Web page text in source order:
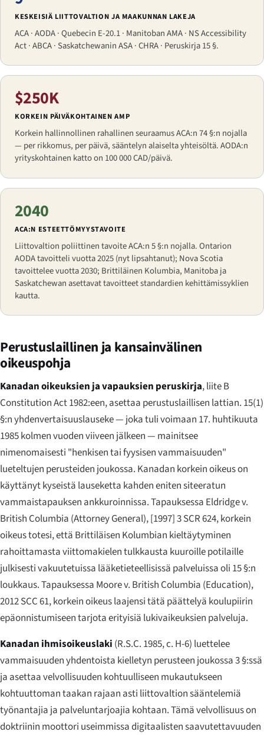
KESKEISIÄ LIITTOVALTION JA MAAKUNNAN LAKEJA
ACA · AODA · Quebecin E-20.1 · Manitoban AMA · NS Accessibility
Act · ABCA · Saskatchewanin ASA · CHRA · Peruskirja 15 §.
$250K
KORKEIN PÄIVÄKOHTAINEN AMP
Korkein hallinnollinen rahallinen seuraamus ACA:n 74 §:n nojalla
— per rikkomus, per päivä, sääntelyn alaiselta yhteisöltä. AODA:n
yrityskohtainen katto on 100 000 CAD/päivä.
2040
ACA:N ESTEETTÖMYYSTAVOITE
Liittovaltion poliittinen tavoite ACA:n 5 §:n nojalla. Ontarion
AODA tavoitteli vuotta 2025 (nyt lipsahtanut); Nova Scotia
tavoittelee vuotta 2030; Brittiläinen Kolumbia, Manitoba ja
Saskatchewan asettavat tavoitteet standardien kehittämissyklien
kautta.
Perustuslaillinen ja kansainvälinen
oikeuspohja
Kanadan oikeuksien ja vapauksien peruskirja, liite B
Constitution Act 1982:een, asettaa perustuslaillisen lattian. 15(1)
§:n yhdenvertaisuuslauseke — joka tuli voimaan 17. huhtikuuta
1985 kolmen vuoden viiveen jälkeen — mainitsee
nimenomaisesti "henkisen tai fyysisen vammaisuuden"
lueteltujen perusteiden joukossa. Kanadan korkein oikeus on
käyttänyt kyseistä lauseketta kahden eniten siteeratun
vammaistapauksen ankkuroinnissa. Tapauksessa Eldridge v.
British Columbia (Attorney General), [1997] 3 SCR 624, korkein
oikeus totesi, että Brittiläisen Kolumbian kieltäytyminen
rahoittamasta viittomakielen tulkkausta kuuroille potilaille
julkisesti vakuutetuissa lääketieteellisissä palveluissa oli 15 §:n
loukkaus. Tapauksessa Moore v. British Columbia (Education),
2012 SCC 61, korkein oikeus laajensi tätä päättelyä koulupiirin
epäonnistumiseen tarjota erityisiä lukivaikeuksien palveluja.
Kanadan ihmisoikeuslaki (R.S.C. 1985, c. H-6) luettelee
vammaisuuden yhdentoista kielletyn perusteen joukossa 3 §:ssä
ja asettaa velvollisuuden kohtuulliseen mukautukseen
kohtuuttoman taakan rajaan asti liittovaltion sääntelemiä
työnantajia ja palveluntarjoajia kohtaan. Tämä velvollisuus on
doktriinin moottori useimmissa digitaalisten saavutettavuuden